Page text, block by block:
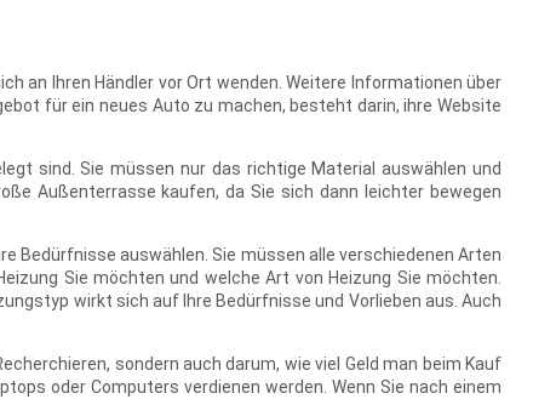
an Ihren Händler vor Ort wenden. Weitere Informationen über
für ein neues Auto zu machen, besteht darin, ihre Website
sind. Sie müssen nur das richtige Material auswählen und
Außenterrasse kaufen, da Sie sich dann leichter bewegen
Bedürfnisse auswählen. Sie müssen alle verschiedenen Arten
Sie möchten und welche Art von Heizung Sie möchten.
wirkt sich auf Ihre Bedürfnisse und Vorlieben aus. Auch
sondern auch darum, wie viel Geld man beim Kauf
oder Computers verdienen werden. Wenn Sie nach einem